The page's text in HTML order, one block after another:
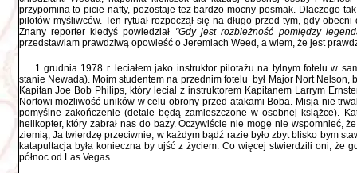
przypomina to picie nafty, pozostaje też bardzo mocny posmak. Dlaczego
pilotów myśliwców. Ten rytuał rozpoczął się na długo przed tym, gdy
Znany reporter kiedyś powiedział "Gdy jest rozbieżność pomiędzy
przedstawiam prawdziwą opowieść o Jeremiach Weed, a wiem, że jest
1 grudnia 1978 r. leciałem jako instruktor pilotażu na tylnym fotelu w
stanie Newada). Moim studentem na przednim fotelu był Major Nort
Kapitan Joe Bob Philips, który leciał z instruktorem Kapitanem Larrym
Nortowi możliwość uników w celu obrony przed atakami Boba. Misja nie
pomyślne zakończenie (detale będą zamieszczone w osobnej książce).
helikopter, który zabrał nas do bazy. Oczywiście nie mogę nie wspomnieć,
ziemią, Ja twierdzę przeciwnie, w każdym bądź razie było zbyt blisko bym
katapultacja była konieczna by ujść z życiem. Co więcej stwierdzili oni, że
północ od Las Vegas.